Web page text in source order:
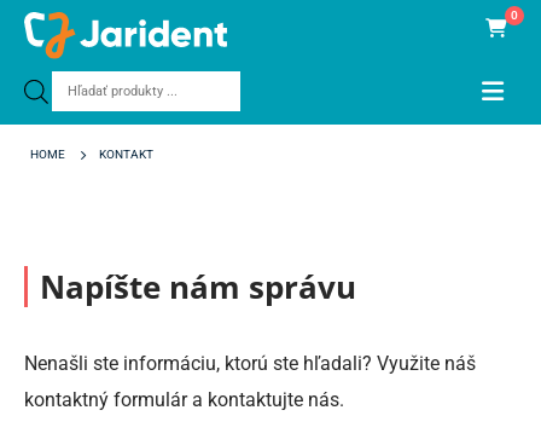
Products
0
HOME KONTAKT
Napíšte nám správu
Nenašli ste informáciu, ktorú ste hľadali? Využite náš
kontaktný formulár a kontaktujte nás.